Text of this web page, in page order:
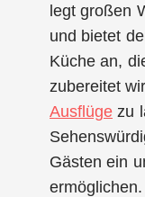
legt großen
und bietet
Küche an,
zubereitet
Ausflüge zu
Gästen ein
ermöglichen.